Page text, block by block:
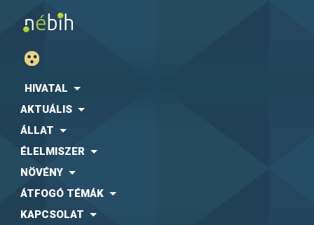
HIVATAL
AKTUÁLIS
ÁLLAT
ÉLELMISZER
NÖVÉNY
ÁTFOGÓ TÉMÁK
KAPCSOLAT